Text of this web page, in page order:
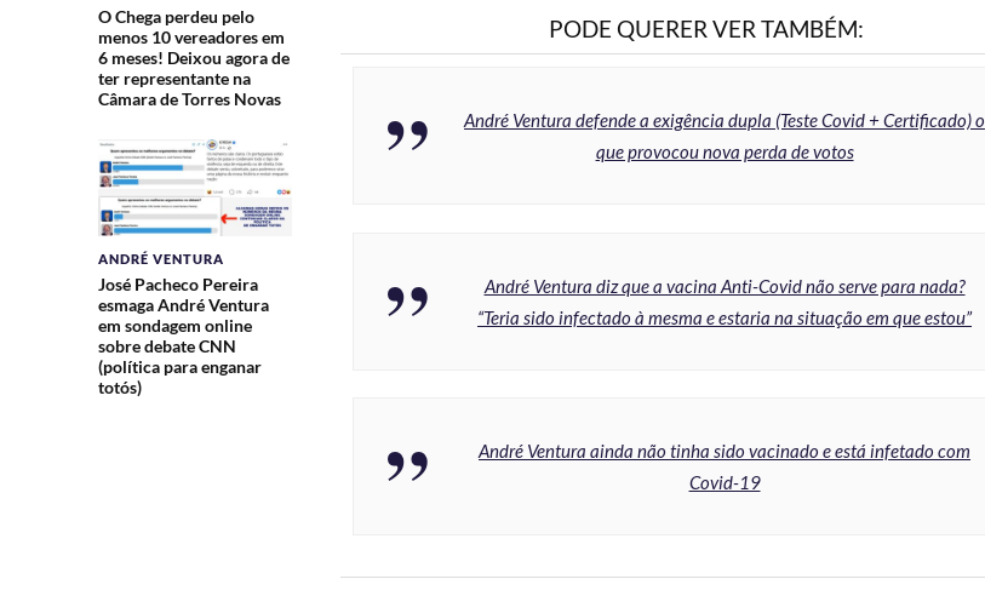
O Chega perdeu pelo
menos 10 vereadores em
6 meses! Deixou agora de
ter representante na
Câmara de Torres Novas
ANDRÉ VENTURA
José Pacheco Pereira
esmaga André Ventura
em sondagem online
sobre debate CNN
(política para enganar
totós)
PODE QUERER VER TAMBÉM:
André Ventura defende a exigência dupla (Teste Covid + Certificado) o
que provocou nova perda de votos
André Ventura diz que a vacina Anti-Covid não serve para nada?
“Teria sido infectado à mesma e estaria na situação em que estou”
André Ventura ainda não tinha sido vacinado e está infetado com
Covid-19